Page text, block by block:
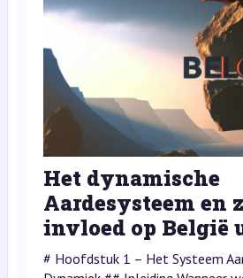
Het dynamische
Aardesysteem en
invloed op België
# Hoofdstuk 1 – Het Systeem